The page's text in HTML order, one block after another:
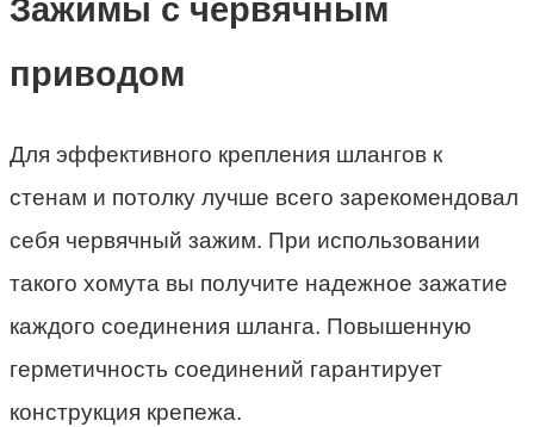
Зажимы с червячным
приводом
Для эффективного крепления шлангов к
стенам и потолку лучше всего зарекомендовал
себя червячный зажим. При использовании
такого хомута вы получите надежное зажатие
каждого соединения шланга. Повышенную
герметичность соединений гарантирует
конструкция крепежа.